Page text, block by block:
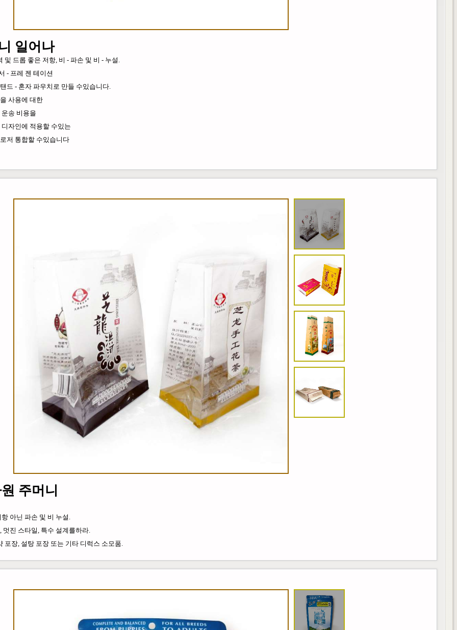
일어나
및 드롭 좋은 저항, 비 - 파손 및 비 - 누설.
- 프레 젠 테이션
드 - 혼자 파우치로 만들 수있습니다.
사용에 대한
송 비용을
자인에 적용할 수있는
저 통합할 수있습니다
주머니
아닌 파손 및 비 누설.
멋진 스타일, 특수 설계를하라.
포장, 설탕 포장 또는 기타 디럭스 소모품.